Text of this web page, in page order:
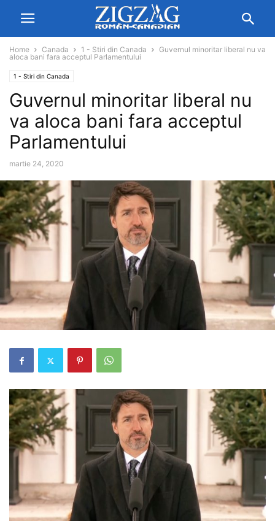
Home Canada 1 - Stiri din Canada
Guvernul minoritar liberal nu va
aloca bani fara acceptul Parlamentului
1 - Stiri din Canada
Guvernul minoritar liberal nu
va aloca bani fara acceptul
Parlamentului
martie 24, 2020